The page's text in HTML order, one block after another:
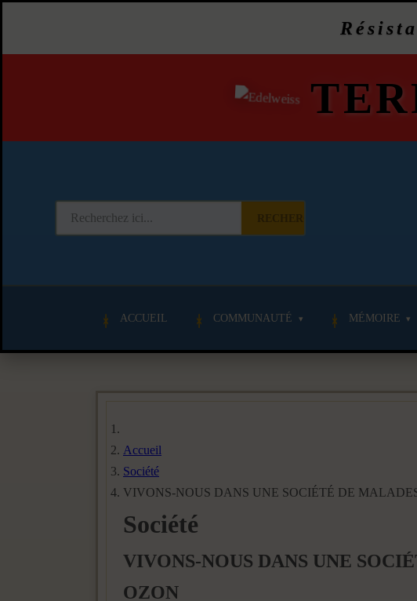
ACCUEIL COMMUNAUTÉ MÉMOIRE
Accueil
Société
VIVONS-NOUS DANS UNE SOCIÉTÉ DE
Société
VIVONS-NOUS DANS UNE
OZON